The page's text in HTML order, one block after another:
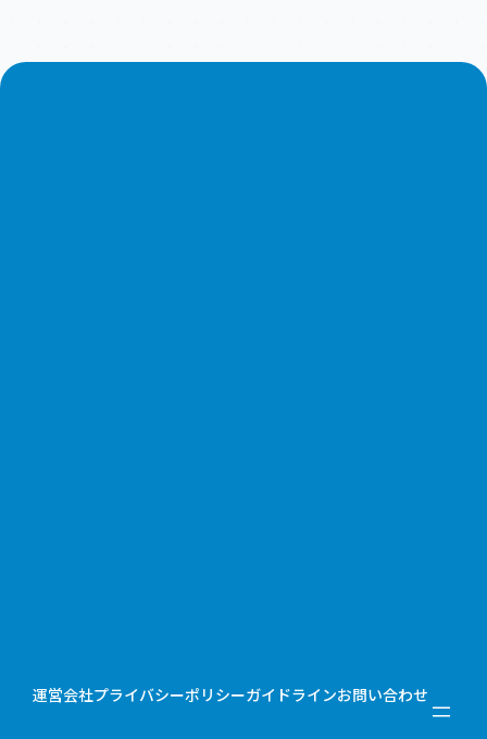
運営会社プライバシーポリシーガイドラインお問い合わせ